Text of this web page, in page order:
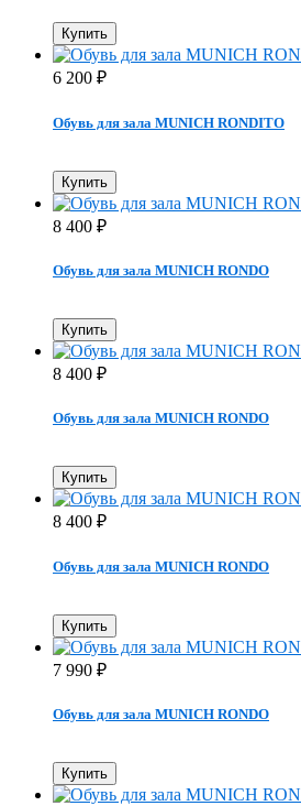
Купить
6 200 ₽
Обувь для зала MUNICH RONDITO
Купить
8 400 ₽
Обувь для зала MUNICH RONDO
Купить
8 400 ₽
Обувь для зала MUNICH RONDO
Купить
8 400 ₽
Обувь для зала MUNICH RONDO
Купить
7 990 ₽
Обувь для зала MUNICH RONDO
Купить